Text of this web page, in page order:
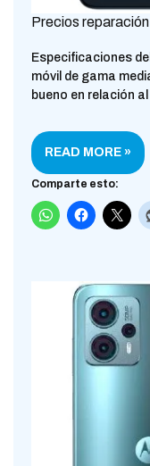
Precios
Especificaciones
móvil de gama
bueno en relación
READ MORE »
Comparte esto: